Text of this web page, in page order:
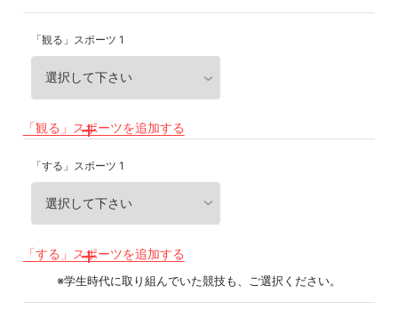
神奈川県
長野県
岐阜県
静岡県
愛知県
兵庫県
奈良県
和歌山県
岡山県
広島県
山口県
徳島県
香川県
愛媛県
佐賀県
長崎県
熊本県
大分県
宮崎県
鹿児島県
海外
「観る」スポーツ 1
「観る」スポーツを追加する
「する」スポーツ 1
「する」スポーツを追加する
※学生時代に取り組んでいた競技も、ご選択ください。